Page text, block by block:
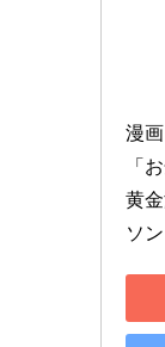
漫
「
黄
ソン ]